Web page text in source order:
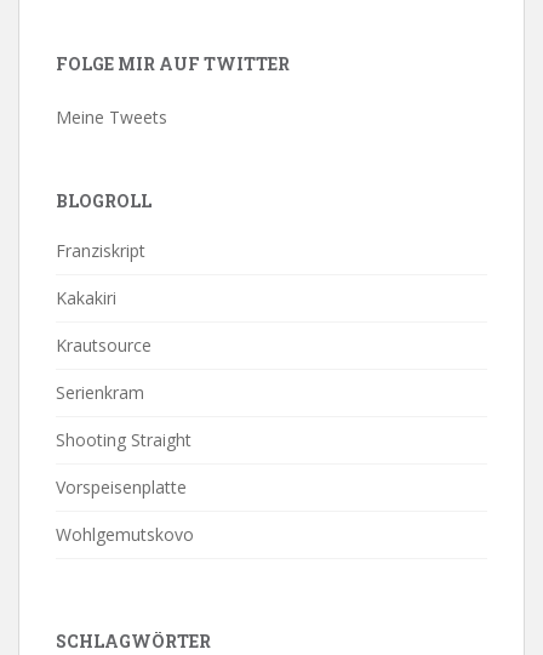
FOLGE MIR AUF TWITTER
Meine Tweets
BLOGROLL
Franziskript
Kakakiri
Krautsource
Serienkram
Shooting Straight
Vorspeisenplatte
Wohlgemutskovo
SCHLAGWÖRTER